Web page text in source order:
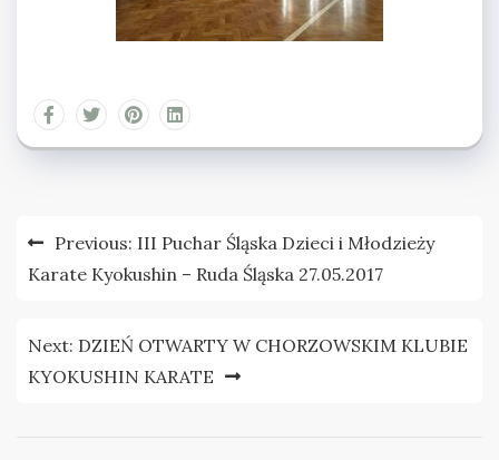
Nawigacja
wpisu
Previous: III Puchar Śląska Dzieci i Młodzieży
Karate Kyokushin – Ruda Śląska 27.05.2017
Next: DZIEŃ OTWARTY W CHORZOWSKIM KLUBIE
KYOKUSHIN KARATE